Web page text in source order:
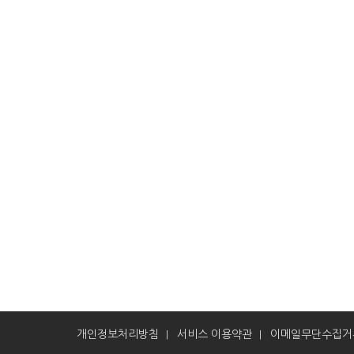
개인정보처리방침 서비스 이용약관 이메일무단수집